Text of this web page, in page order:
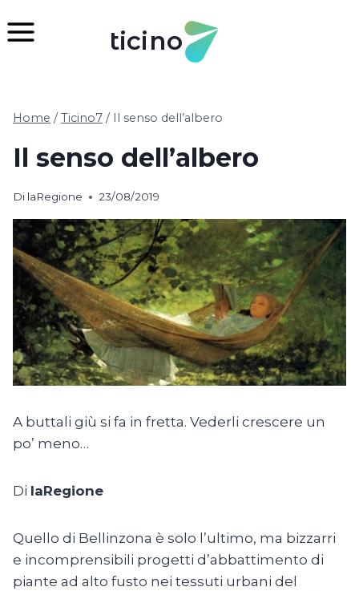
al
ticino
Home / Ticino7 / Il senso dell’albero
Il senso dell’albero
Di laRegione 23/08/2019
A buttali giù si fa in fretta. Vederli crescere un
po’ meno…
Di laRegione
Quello di Bellinzona è solo l’ultimo, ma bizzarri
e incomprensibili progetti d’abbattimento di
piante ad alto fusto nei tessuti urbani del